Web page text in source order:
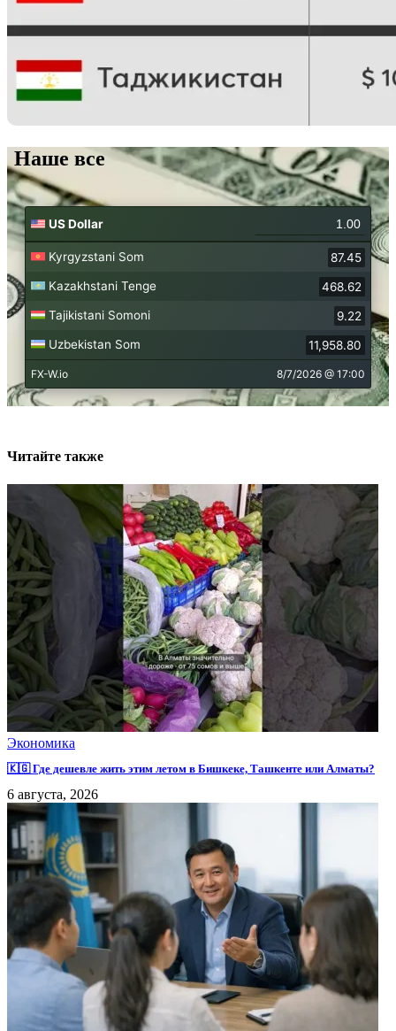
Наше все
Читайте также
Экономика
🇰🇬 Где дешевле жить этим летом в Бишкеке, Ташкенте или Алматы?
6 августа, 2026